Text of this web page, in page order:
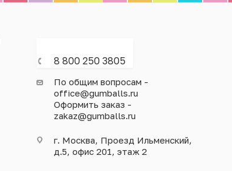
8 800 250 3805
По общим вопросам -
office@gumballs.ru
Оформить заказ -
zakaz@gumballs.ru
г. Москва, Проезд Ильменский,
д.5, офис 201, этаж 2